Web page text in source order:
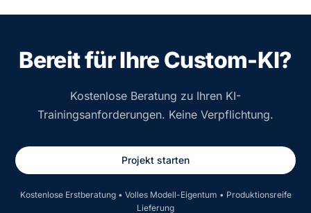
Bereit für Ihre Custom-KI?
Kostenlose Beratung zu Ihren KI-
Trainingsanforderungen. Keine Verpflichtung.
Projekt starten
Kostenlose Erstberatung • Volles Modell-Eigentum • Produktionsreife
Lieferung